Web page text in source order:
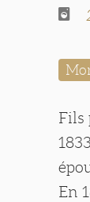
Fils
En